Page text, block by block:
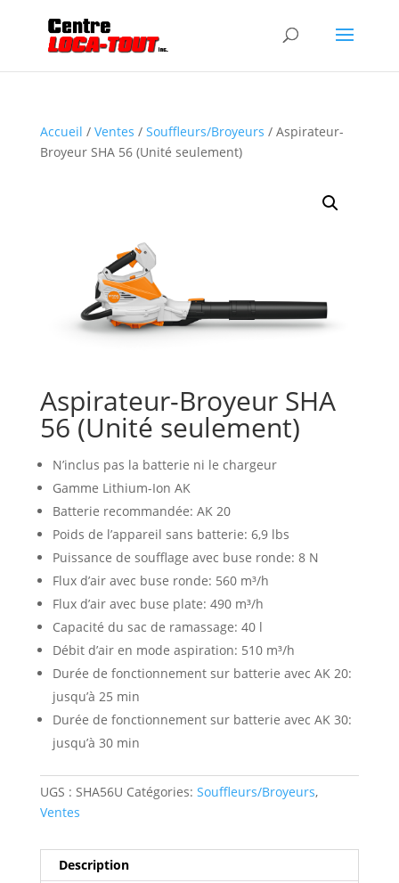
Accueil / Ventes / Souffleurs/Broyeurs / Aspirateur-
Broyeur SHA 56 (Unité seulement)
Aspirateur-Broyeur SHA
56 (Unité seulement)
N’inclus pas la batterie ni le chargeur
Gamme Lithium-Ion AK
Batterie recommandée: AK 20
Poids de l’appareil sans batterie: 6,9 lbs
Puissance de soufflage avec buse ronde: 8 N
Flux d’air avec buse ronde: 560 m³/h
Flux d’air avec buse plate: 490 m³/h
Capacité du sac de ramassage: 40 l
Débit d’air en mode aspiration: 510 m³/h
Durée de fonctionnement sur batterie avec AK 20:
jusqu’à 25 min
Durée de fonctionnement sur batterie avec AK 30:
jusqu’à 30 min
UGS : SHA56U Catégories: Souffleurs/Broyeurs,
Ventes
Description